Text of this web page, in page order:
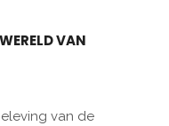
VAN
van de